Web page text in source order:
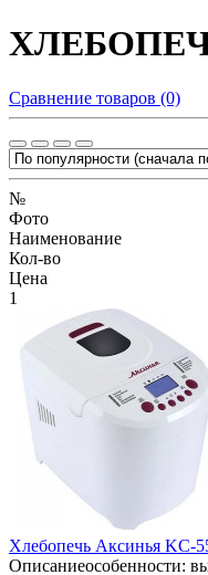
Сравнение товаров (0)
№
Фото
Наименование
Кол-во
Цена
1
Хлебопечь Аксинья KC-
Описаниеособенности: